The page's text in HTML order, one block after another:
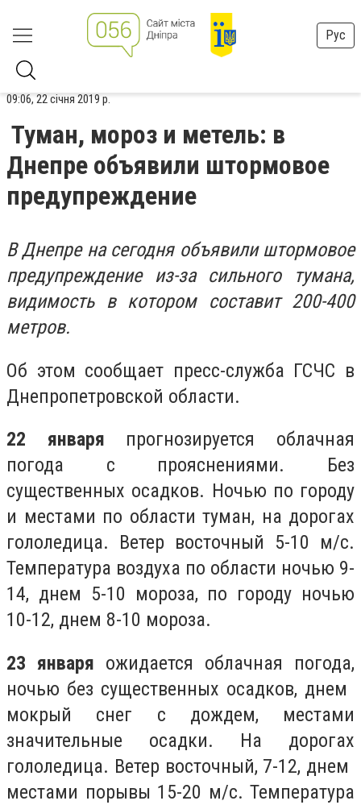
Рус
09:06, 22 січня 2019 р.
Туман, мороз и метель: в
Днепре объявили штормовое
предупреждение
В Днепре на сегодня объявили штормовое
предупреждение из-за сильного тумана,
видимость в котором составит 200-400
метров.
Об этом сообщает пресс-служба ГСЧС в
Днепропетровской области.
22 января прогнозируется облачная
погода с прояснениями. Без
существенных осадков. Ночью по городу
и местами по области туман, на дорогах
гололедица. Ветер восточный 5-10 м/с.
Температура воздуха по области ночью 9-
14, днем ​​5-10 мороза, по городу ночью
10-12, днем ​​8-10 мороза.
23 января ожидается облачная погода,
ночью без существенных осадков, днем ​​
мокрый снег с дождем, местами
значительные осадки. На дорогах
гололедица. Ветер восточный, 7-12, днем ​​
местами порывы 15-20 м/с. Температура